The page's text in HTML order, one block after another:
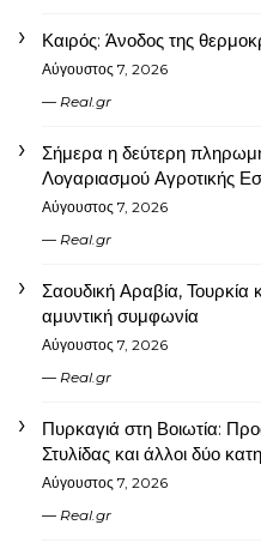
Καιρός: Άνοδος της
Αύγουστος 7, 2026
Real.gr
Σήμερα η δεύτερη
Λογαριασμού Αγροτικής
Αύγουστος 7, 2026
Real.gr
Σαουδική Αραβία,
αμυντική συμφωνία
Αύγουστος 7, 2026
Real.gr
Πυρκαγιά στη Βοιωτία:
Στυλίδας και άλλοι δύο
Αύγουστος 7, 2026
Real.gr